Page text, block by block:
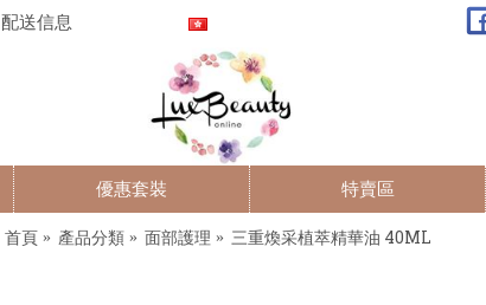
配送信息
優惠套裝 特賣區
首頁 產品分類 面部護理 三重煥采植萃精華油 40ML